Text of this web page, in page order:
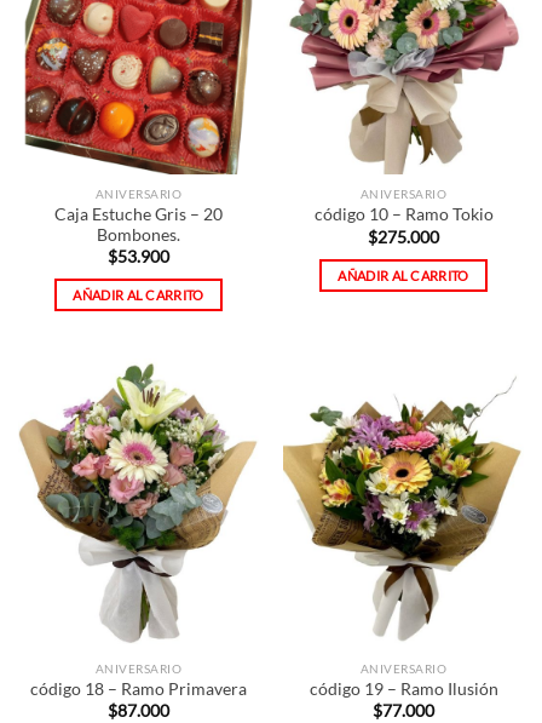
ANIVERSARIO
Caja Estuche Gris – 20
Bombones.
$53.900
AÑADIR AL CARRITO
ANIVERSARIO
código 10 – Ramo Tokio
$275.000
AÑADIR AL CARRITO
ANIVERSARIO
código 18 – Ramo Primavera
$87.000
ANIVERSARIO
código 19 – Ramo Ilusión
$77.000